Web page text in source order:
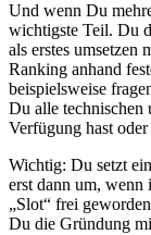
Und wenn Du
wichtigste Teil. Du
als erstes umsetzen
Ranking anhand
beispielsweise
Du alle technischen
Verfügung hast
Wichtig: Du setzt
erst dann um, wenn
„Slot“ frei
Du die Gründung